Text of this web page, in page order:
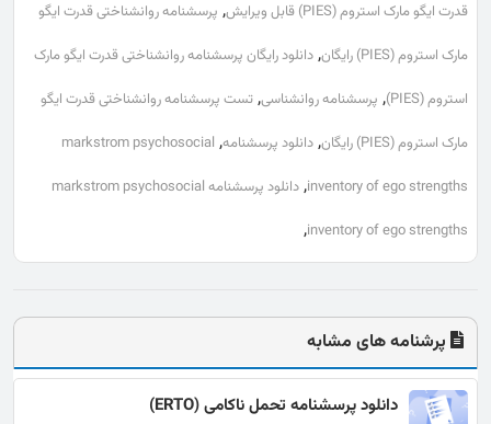
قدرت ایگو مارک استروم (PIES) قابل ویرایش
, پرسشنامه روانشناختی قدرت ایگو
مارک استروم (PIES) رایگان
, دانلود رایگان پرسشنامه روانشناختی قدرت ایگو مارک
استروم (PIES)
, پرسشنامه روانشناسی, تست پرسشنامه روانشناختی قدرت ایگو
مارک استروم (PIES) رایگان
, دانلود پرسشنامه,
markstrom psychosocial
inventory of ego strengths
,
دانلود پرسشنامه markstrom psychosocial
inventory of ego strengths
,
پرشنامه های مشابه
دانلود پرسشنامه تحمل ناکامی (ERTO)